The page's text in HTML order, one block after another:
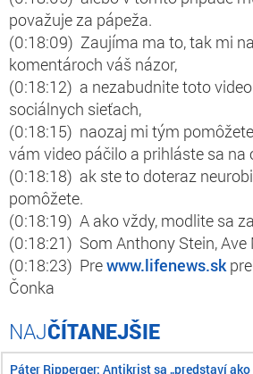
považuje za pápeža.
(0:18:09) Zaujíma ma to, tak mi
komentároch váš názor,
(0:18:12) a nezabudnite toto
sociálnych sieťach,
(0:18:15) naozaj mi tým
vám video páčilo a prihláste sa na
(0:18:18) ak ste to doteraz
pomôžete.
(0:18:19) A ako vždy, modlite sa
(0:18:21) Som Anthony Stein, Ave
(0:18:23) Prewww.lifenews.sk
Čonka
ČÍTANEJŠIE
Páter Ripperger: Antikrist sa „predstaví